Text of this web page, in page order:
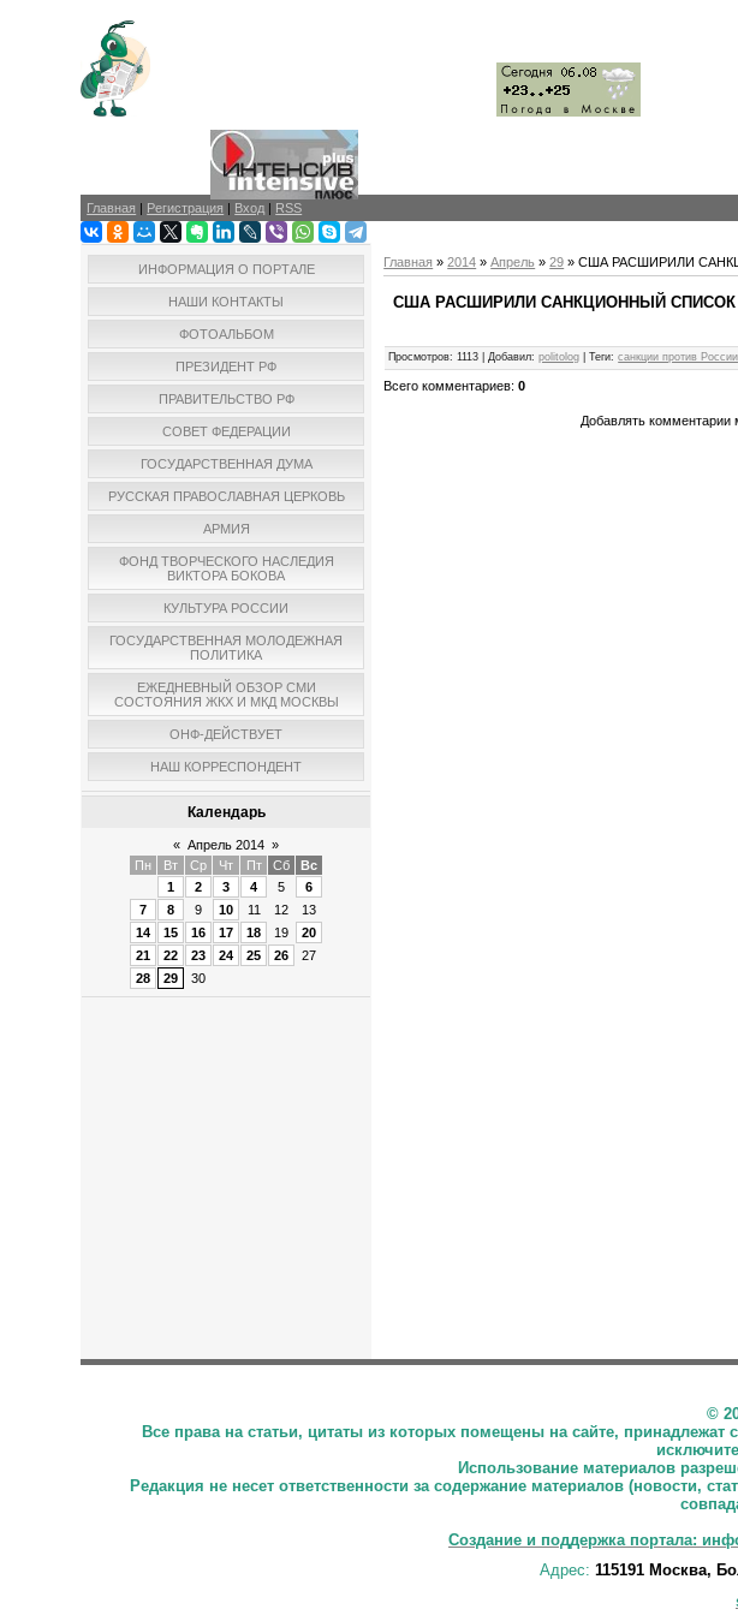
Главная | Регистрация | Вход | RSS
ИНФОРМАЦИЯ О ПОРТАЛЕ
НАШИ КОНТАКТЫ
ФОТОАЛЬБОМ
ПРЕЗИДЕНТ РФ
ПРАВИТЕЛЬСТВО РФ
СОВЕТ ФЕДЕРАЦИИ
ГОСУДАРСТВЕННАЯ ДУМА
РУССКАЯ ПРАВОСЛАВНАЯ ЦЕРКОВЬ
АРМИЯ
ФОНД ТВОРЧЕСКОГО НАСЛЕДИЯ
ВИКТОРА БОКОВА
КУЛЬТУРА РОССИИ
ГОСУДАРСТВЕННАЯ МОЛОДЕЖНАЯ
ПОЛИТИКА
ЕЖЕДНЕВНЫЙ ОБЗОР СМИ
СОСТОЯНИЯ ЖКХ И МКД МОСКВЫ
ОНФ-ДЕЙСТВУЕТ
НАШ КОРРЕСПОНДЕНТ
Календарь
« Апрель 2014 »
Пн
Вт Ср Чт Пт Сб
Вс
1
2 3 4 5
6
7
8 9 10 11 12
13
14
15 16 17 18 19
20
21
22 23 24 25 26
27
28
29 30
Главная »2014 » Апрель » 29 » США РАСШИРИЛИ
США РАСШИРИЛИ САНКЦИОННЫЙ
Просмотров: 1113 Добавил: politolog |Теги: санкции против России
Всего комментариев:0
Добавлять комментарии
©
Все права на статьи, цитаты из которых помещены на сайте,
Использование материалов
Редакция не несет ответственности за содержание материалов (новости,
Создание и поддержка портала:
Адрес: 115191 Москва,